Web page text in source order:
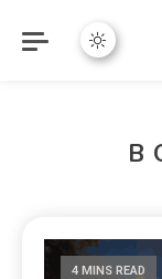
4 MINS READ